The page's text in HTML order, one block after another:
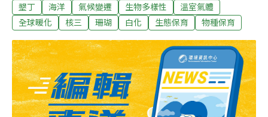
查，發現對水溫比較敏感的支狀珊瑚，如千孔、軸孔、鹿
角珊瑚白化嚴重，部分葉狀珊瑚也開始白化；3天前他又
類，證實已死亡。這是核三廠出水口繼民國76年及87年珊
瑚出現大量白化後，最嚴重的一次珊瑚白化現象。目前對
於墾丁海域珊瑚白化並無良策，曾有學者建議用大型遮陽
網減少太陽照射，但不太可能；治本辦法應是大家如何減
少溫室效應，降低溫度。
墾丁 海洋 氣候變遷 生物多樣性
溫室氣體
全球暖化
核三 珊瑚 白化 生態保育 物種保育